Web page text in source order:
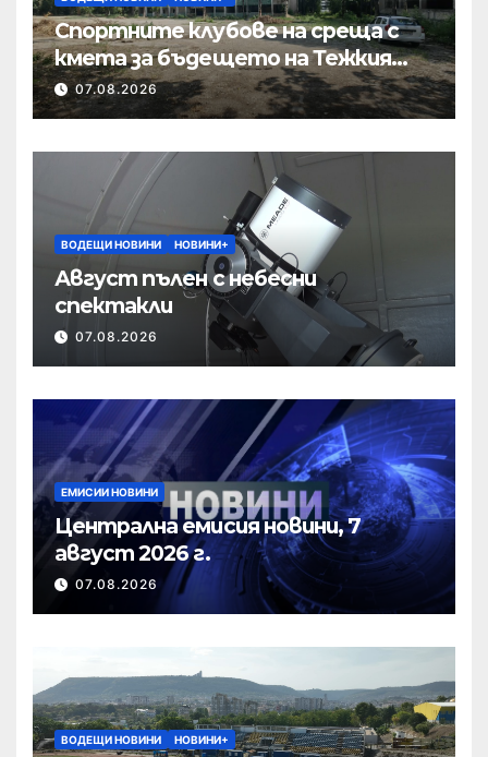
Спортните клубове на среща с
кмета за бъдещето на Тежкия
полк
07.08.2026
ВОДЕЩИ НОВИНИ НОВИНИ+
Август пълен с небесни
спектакли
07.08.2026
ЕМИСИИ НОВИНИ
Централна емисия новини, 7
август 2026 г.
07.08.2026
ВОДЕЩИ НОВИНИ НОВИНИ+